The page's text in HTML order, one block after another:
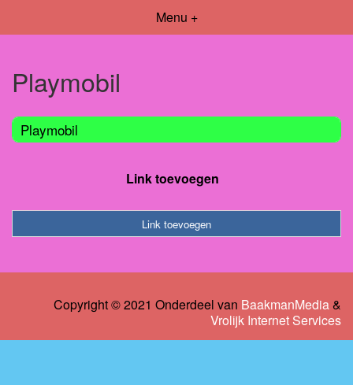
Menu +
Playmobil
Playmobil
Link toevoegen
Link toevoegen
Copyright © 2021 Onderdeel van BaakmanMedia&
Vrolijk Internet Services